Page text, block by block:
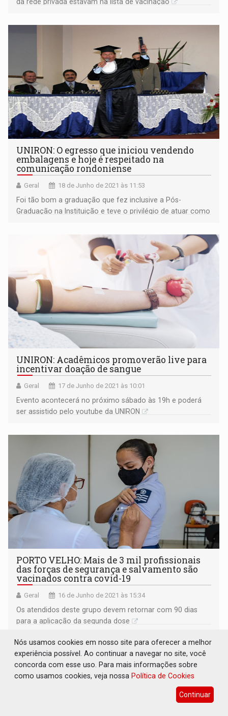
UNIRON: O egresso que iniciou vendendo
embalagens e hoje é respeitado na
comunicação rondoniense
Geral 18 de Junho de 2021 às 11:53
Foi tão bom a graduação que fez inclusive a Pós-
Graduação na Instituição e teve o privilégio de atuar como
UNIRON: Acadêmicos promoverão live para
incentivar doação de sangue
Geral 17 de Junho de 2021 às 10:01
Evento acontecerá no próximo sábado às 19h e poderá
ser assistido pelo youtube da UNIRON
PORTO VELHO: Mais de 3 mil profissionais
das forças de segurança e salvamento são
vacinados contra covid-19
Geral 16 de Junho de 2021 às 15:34
Os atendidos deste grupo devem retornar com 90 dias
para a aplicação da segunda dose
Nós usamos cookies em nosso site para oferecer a melhor
experiência possível. Ao continuar a navegar no site, você
concorda com esse uso. Para mais informações sobre
como usamos cookies, veja nossa Política de Cookies
Continuar